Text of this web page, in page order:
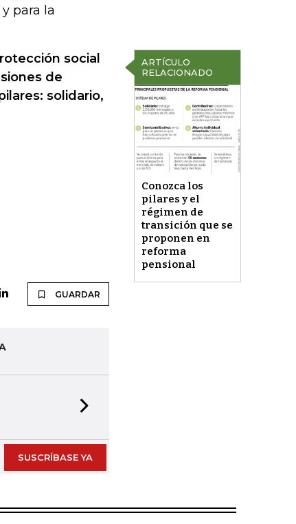
para la
ARTÍCULO
RELACIONADO
Conozca los
pilares y el
régimen de
transición que se
proponen en
reforma
pensional
social
de
solidario,
GUARDAR
SUSCRÍBASE YA